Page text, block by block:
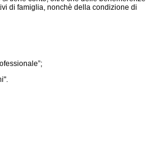
di famiglia, nonchè della condizione di